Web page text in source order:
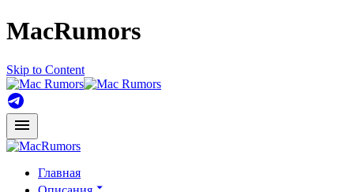
MacRumors
Skip to Content
Главная